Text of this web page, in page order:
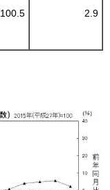
100.5 2.9